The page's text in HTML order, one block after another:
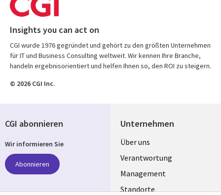
Insights you can act on
CGI wurde 1976 gegründet und gehört zu den größten Unternehmen
für IT und Business Consulting weltweit. Wir kennen Ihre Branche,
handeln ergebnisorientiert und helfen Ihnen so, den ROI zu steigern.
© 2026 CGI Inc.
Unternehmen
Useful
links
GERMANY
Über uns
Verantwortung
Management
Standorte
CGI abonnieren
Wir informieren Sie
Abonnieren